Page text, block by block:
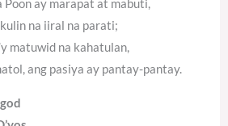
na iiral na parati;
matuwid na kahatulan,
ang pasiya ay pantay-pantay.